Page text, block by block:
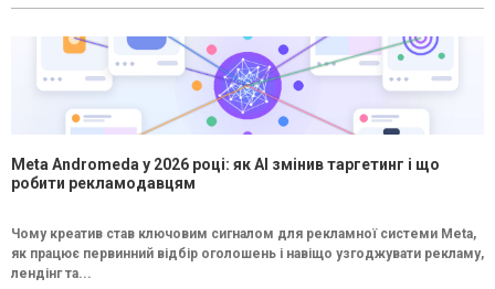
Meta Andromeda у 2026 році: як AI змінив таргетинг і що
робити рекламодавцям
Чому креатив став ключовим сигналом для рекламної системи Meta,
як працює первинний відбір оголошень і навіщо узгоджувати рекламу,
лендінг та...